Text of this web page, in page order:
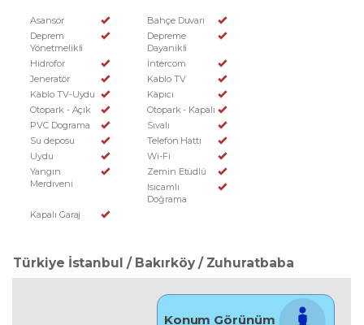
Asansör
Bahçe Duvarı
Deprem
Yönetmelikli
Depreme
Dayanikli
Hidrofor
İntercom
Jeneratör
Kablo TV
Kablo TV-Uydu
Kapıcı
Otopark - Açık
Otopark - Kapalı
PVC Dograma
Sıvalı
Su deposu
Telefon Hattı
Uydu
Wi-Fi
Yangın
Merdiveni
Zemin Etüdlü
Isıcamlı
Doğrama
Kapalı Garaj
Türkiye İstanbul / Bakırköy/ Zuhuratbaba
Konum Görünüm